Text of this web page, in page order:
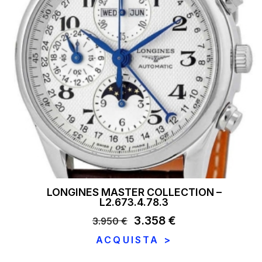
LONGINES MASTER COLLECTION –
L2.673.4.78.3
3.950€
Il
prezzo
3.358 €
ACQUISTA >